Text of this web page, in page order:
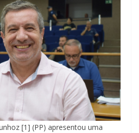
[1] (PP) apresentou uma